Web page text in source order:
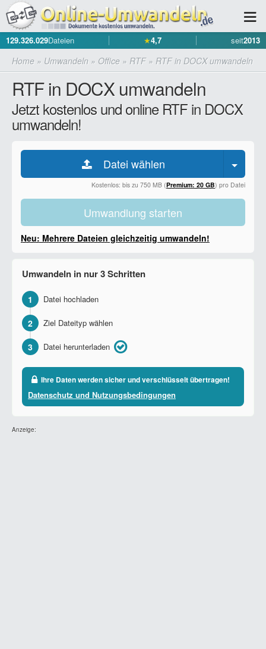
129.326.029Dateien ★4,7 seit2013
Home » Umwandeln » Office » RTF» RTF in DOCX umwandeln
RTF in DOCX umwandeln
Jetzt kostenlos und online RTF in DOCX
umwandeln!
Datei wählen
Kostenlos: bis zu 750 MB (Premium: 20 GB) pro Datei
Umwandlung starten
Neu: Mehrere Dateien gleichzeitig umwandeln!
Umwandeln in nur 3 Schritten
1 Datei hochladen
2 Ziel Dateityp wählen
3 Datei herunterladen
Ihre Daten werden sicher und verschlüsselt übertragen!
Datenschutz und Nutzungsbedingungen
Anzeige: